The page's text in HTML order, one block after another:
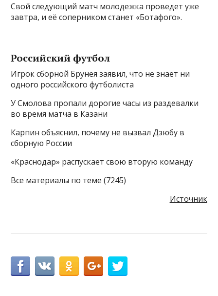
Свой следующий матч молодежка проведет уже
завтра, и её соперником станет «Ботафого».
Российский футбол
Игрок сборной Брунея заявил, что не знает ни
одного российского футболиста
У Смолова пропали дорогие часы из раздевалки
во время матча в Казани
Карпин объяснил, почему не вызвал Дзюбу в
сборную России
«Краснодар» распускает свою вторую команду
Все материалы по теме (7245)
Источник